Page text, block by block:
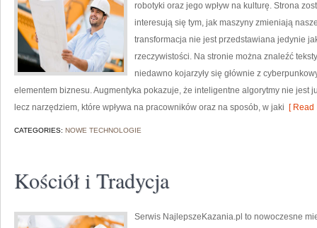
robotyki oraz jego wpływ na kulturę. Strona
interesują się tym, jak maszyny zmieniają
transformacja nie jest przedstawiana jedynie
rzeczywistości. Na stronie można znaleźć
niedawno kojarzyły się głównie z
elementem biznesu. Augmentyka pokazuje, że inteligentne algorytmy nie jest
lecz narzędziem, które wpływa na pracowników oraz na sposób, w jaki [ Read
CATEGORIES: NOWE TECHNOLOGIE
Kościół i Tradycja
Serwis NajlepszeKazania.pl to nowoczesne